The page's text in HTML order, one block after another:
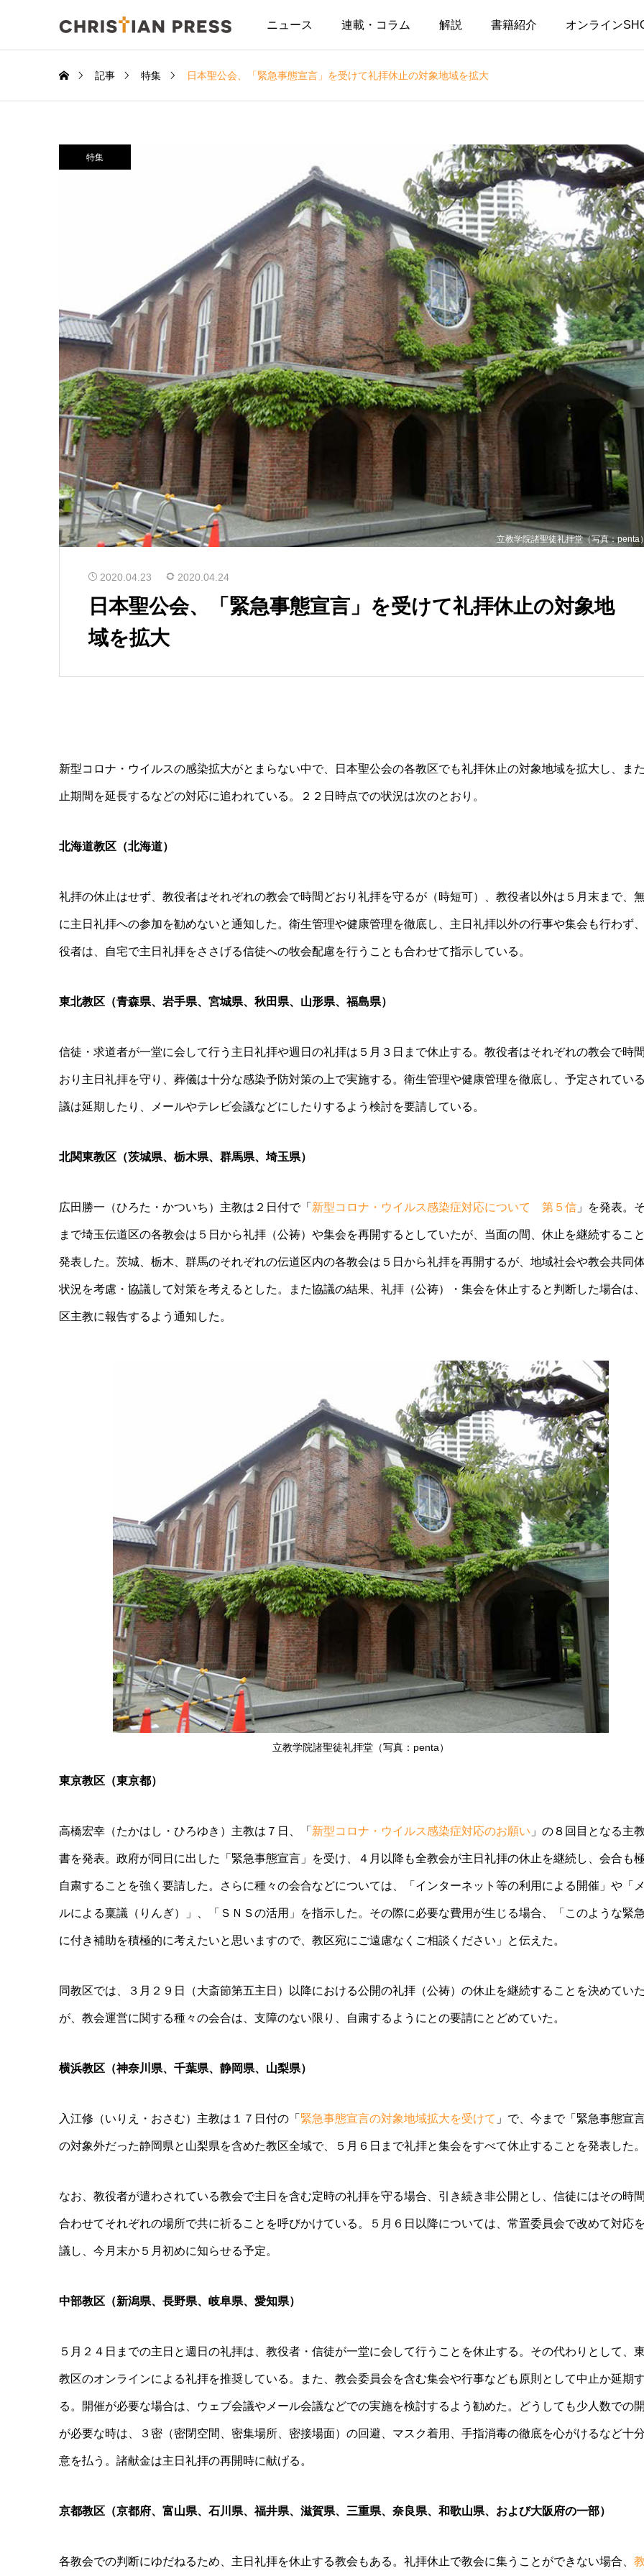
ニュース 連載・コラム 解説 書籍紹介 オンライン
記事 特集 日本聖公会、「緊急事態宣言」を受けて礼拝休止の対象地域を拡大
立教学院諸聖徒礼拝堂（写真：penta）
特集
2020.04.23 2020.04.24
日本聖公会、「緊急事態宣言」を受けて礼拝休止の対象地
域を拡大
新型コロナ・ウイルスの感染拡大がとまらない中で、日本聖公会の各教区でも礼拝休止の対象地域を拡大し、ま
止期間を延長するなどの対応に追われている。２２日時点での状況は次のとおり。
北海道教区（北海道）
礼拝の休止はせず、教役者はそれぞれの教会で時間どおり礼拝を守るが（時短可）、教役者以外は５⽉末まで、
に主⽇礼拝への参加を勧めないと通知した。衛生管理や健康管理を徹底し、主⽇礼拝以外の行事や集会も行わず
役者は、自宅で主⽇礼拝をささげる信徒への牧会配慮を行うことも合わせて指示している。
東北教区（青森県、岩手県、宮城県、秋田県、山形県、福島県）
信徒・求道者が一堂に会して行う主日礼拝や週日の礼拝は５月３日まで休止する。教役者はそれぞれの教会で時
おり主⽇礼拝を守り、葬儀は十分な感染予防対策の上で実施する。衛生管理や健康管理を徹底し、予定されてい
議は延期したり、メールやテレビ会議などにしたりするよう検討を要請している。
北関東教区（茨城県、栃木県、群馬県、埼玉県）
広田勝一（ひろた・かついち）主教は２日付で「 新型コロナ・ウイルス感染症対応について 第５信 」を発表。
まで埼玉伝道区の各教会は５日から礼拝（公祷）や集会を再開するとしていたが、当面の間、休止を継続するこ
発表した。茨城、栃木、群馬のそれぞれの伝道区内の各教会は５日から礼拝を再開するが、地域社会や教会共同
状況を考慮・協議して対策を考えるとした。また協議の結果、礼拝（公祷）・集会を休止すると判断した場合は
区主教に報告するよう通知した。
立教学院諸聖徒礼拝堂（写真：penta）
東京教区（東京都）
高橋宏幸（たかはし・ひろゆき）主教は７日、「 新型コロナ・ウイルス感染症対応のお願い 」の８回目となる主
書を発表。政府が同日に出した「緊急事態宣言」を受け、４月以降も全教会が主⽇礼拝の休止を継続し、会合も
自粛することを強く要請した。さらに種々の会合などについては、「インターネット等の利用による開催」や「
ルによる稟議（りんぎ）」、「ＳＮＳの活用」を指示した。その際に必要な費用が生じる場合、「このような緊
に付き補助を積極的に考えたいと思いますので、教区宛にご遠慮なくご相談ください」と伝えた。
同教区では、３月２９日（大斎節第五主日）以降における公開の礼拝（公祷）の休止を継続することを決めていた
が、教会運営に関する種々の会合は、支障のない限り、自粛するようにとの要請にとどめていた。
横浜教区（神奈川県、千葉県、静岡県、山梨県）
入江修（いりえ・おさむ）主教は１７日付の「 緊急事態宣言の対象地域拡大を受けて 」で、今まで「緊急事態宣言
の対象外だった静岡県と山梨県を含めた教区全域で、５月６日まで礼拝と集会をすべて休止することを発表した。
なお、教役者が遣わされている教会で主日を含む定時の礼拝を守る場合、引き続き非公開とし、信徒にはその時
合わせてそれぞれの場所で共に祈ることを呼びかけている。５月６日以降については、常置委員会で改めて対応
議し、今月末か５月初めに知らせる予定。
中部教区（新潟県、長野県、岐阜県、愛知県）
５月２４日までの主日と週⽇の礼拝は、教役者・信徒が一堂に会して行うことを休止する。その代わりとして、
教区のオンラインによる礼拝を推奨している。また、教会委員会を含む集会や行事なども原則として中止か延期す
る。開催が必要な場合は、ウェブ会議やメール会議などでの実施を検討するよう勧めた。どうしても少人数での
が必要な時は、３密（密閉空間、密集場所、密接場面）の回避、マスク着用、手指消毒の徹底を心がけるなど十
意を払う。諸献⾦は主⽇礼拝の再開時に献げる。
京都教区（京都府、富山県、石川県、福井県、滋賀県、三重県、奈良県、和歌山県、および大阪府の一部）
各教会での判断にゆだねるため、主⽇礼拝を休止する教会もある。礼拝休止で教会に集うことができない場合、